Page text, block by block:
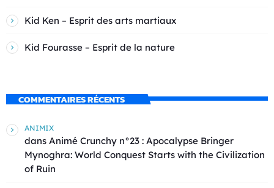
Kid Ken – Esprit des arts martiaux
Kid Fourasse – Esprit de la nature
COMMENTAIRES RÉCENTS
ANIMIX
dans Animé Crunchy n°23 : Apocalypse Bringer
Mynoghra: World Conquest Starts with the Civilization
of Ruin